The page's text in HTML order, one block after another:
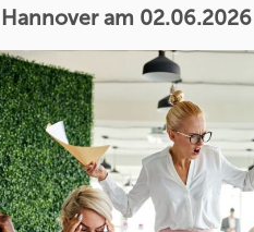
Hannover am 02.06.2026